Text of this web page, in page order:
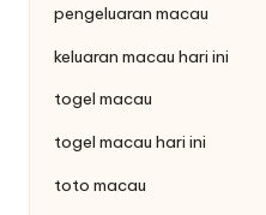
pengeluaran macau
keluaran macau hari ini
togel macau
togel macau hari ini
toto macau